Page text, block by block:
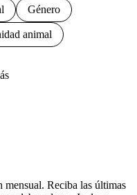
Género
animal
mensual. Reciba las últimas